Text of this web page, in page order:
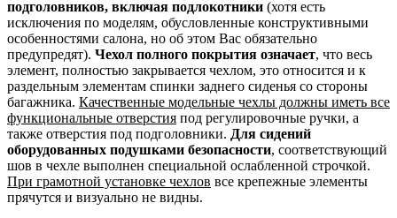
подголовников, включая подлокотники (хотя есть
исключения по моделям, обусловленные конструктивными
особенностями салона, но об этом Вас обязательно
предупредят). Чехол полного покрытия означает, что весь
элемент, полностью закрывается чехлом, это относится и к
раздельным элементам спинки заднего сиденья со стороны
багажника. Качественные модельные чехлы должны иметь все
функциональные отверстия под регулировочные ручки, а
также отверстия под подголовники. Для сидений
оборудованных подушками безопасности, соответствующий
шов в чехле выполнен специальной ослабленной строчкой.
При грамотной установке чехлов все крепежные элементы
прячутся и визуально не видны.